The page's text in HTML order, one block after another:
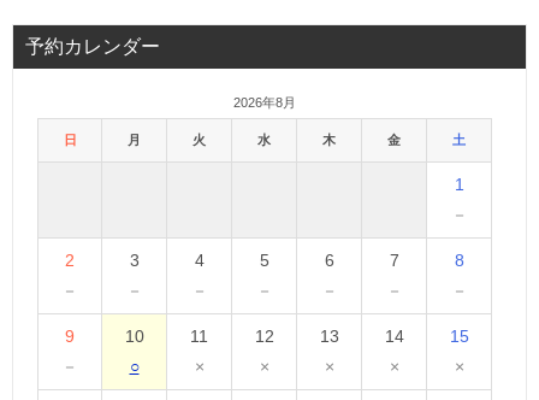
予約カレンダー
2026年8月
日 月 火 水 木 金 土
1
－
2
－
3
－
4
－
5
－
6
－
7
－
8
－
9
－
10
○
11
×
12
×
13
×
14
×
15
×